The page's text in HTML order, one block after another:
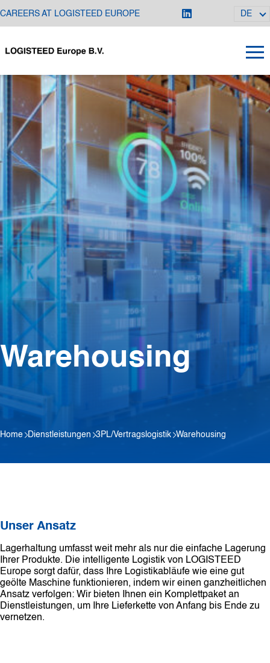
CAREERS AT LOGISTEED EUROPE DE
Warehousing
Home Dienstleistungen 3PL/Vertragslogistik Warehousing
Unser Ansatz
Lagerhaltung umfasst weit mehr als nur die einfache Lagerung
Ihrer Produkte. Die intelligente Logistik von LOGISTEED
Europe sorgt dafür, dass Ihre Logistikabläufe wie eine gut
geölte Maschine funktionieren, indem wir einen ganzheitlichen
Ansatz verfolgen: Wir bieten Ihnen ein Komplettpaket an
Dienstleistungen, um Ihre Lieferkette von Anfang bis Ende zu
vernetzen.